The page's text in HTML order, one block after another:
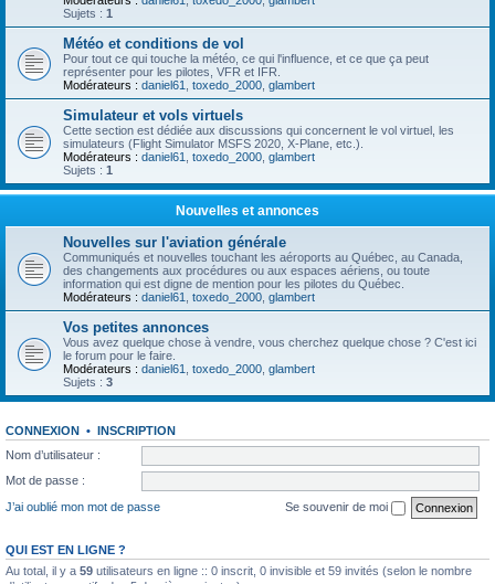
Sujets : 1
Météo et conditions de vol
Pour tout ce qui touche la météo, ce qui l'influence, et ce que ça peut
représenter pour les pilotes, VFR et IFR.
Modérateurs : daniel61 toxedo_2000 glambert
Simulateur et vols virtuels
Cette section est dédiée aux discussions qui concernent le vol virtuel, les
simulateurs (Flight Simulator MSFS 2020, X-Plane, etc.).
Modérateurs : daniel61 toxedo_2000 glambert
Sujets : 1
Nouvelles et annonces
Nouvelles sur l'aviation générale
Communiqués et nouvelles touchant les aéroports au Québec, au Canada,
des changements aux procédures ou aux espaces aériens, ou toute
information qui est digne de mention pour les pilotes du Québec.
Modérateurs : daniel61 toxedo_2000 glambert
Vos petites annonces
Vous avez quelque chose à vendre, vous cherchez quelque chose ? C'est ici
le forum pour le faire.
Modérateurs : daniel61 toxedo_2000 glambert
Sujets : 3
CONNEXION • INSCRIPTION
Nom d’utilisateur :
Mot de passe :
J’ai oublié mon mot de passe
Se souvenir de moi
QUI EST EN LIGNE ?
Au total, il y a 59 utilisateurs en ligne :: 0 inscrit, 0 invisible et 59 invités (selon le nombre